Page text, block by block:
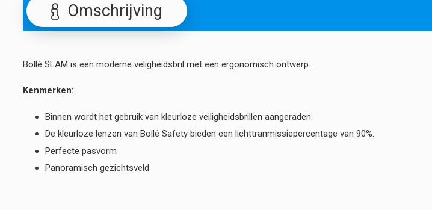
Omschrijving
Bollé SLAM is een moderne veligheidsbril met een ergonomisch ontwerp.
Kenmerken:
Binnen wordt het gebruik van kleurloze veiligheidsbrillen aangeraden.
De kleurloze lenzen van Bollé Safety bieden een lichttranmissiepercentage van 90%.
Perfecte pasvorm
Panoramisch gezichtsveld